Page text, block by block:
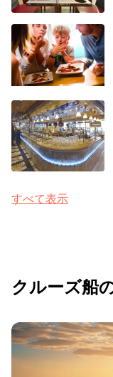
すべて表示
クルーズ船